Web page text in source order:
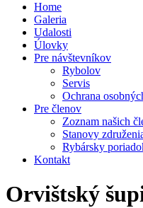
Home
Galeria
Udalosti
Úlovky
Pre návštevníkov
Rybolov
Servis
Ochrana
Pre členov
Zoznam našich
Stanovy
Rybársky
Kontakt
Orvištský